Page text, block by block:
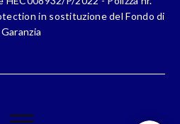
in sostituzione del Fondo di
Garanzia